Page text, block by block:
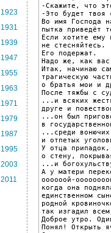
1923
1931
1939
1947
1955
1963
1971
1979
1987
1995
2003
2011
-Скажите, что
-Это будет твоя
Во имя Господа
пытка приведёт
Если хотите ему
не стесняйтесь.
Его подержат.
Надо же, как
Итак, начинаю
трагическую
о братья мои и
После тяжбы с
...и всяких
друге и
...он был
в
...среди вонючих
и отпетых
У отца
о стену,
...и
А у матери
оооооой-
когда она
единственном
родной
так изгадил
Доброе утро.
Понял! Открыть